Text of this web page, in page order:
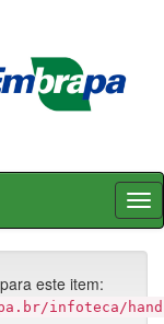
este item:
infoteca/